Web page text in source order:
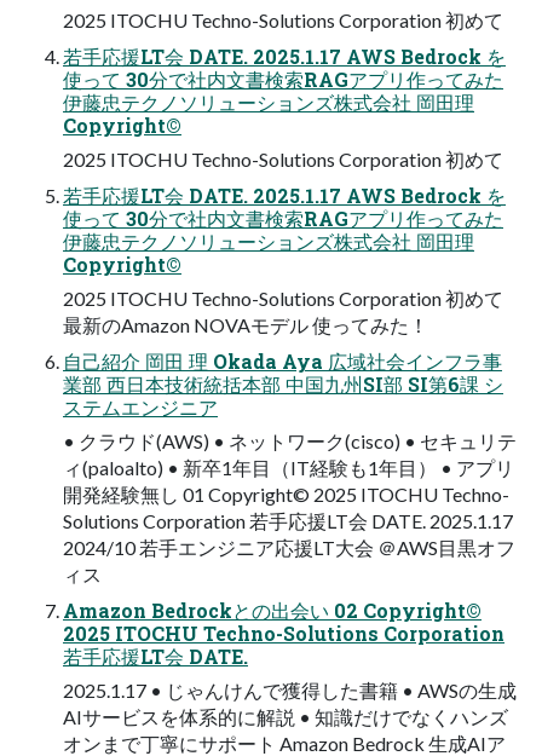
2025 ITOCHU Techno-Solutions Corporation 初めて
若手応援LT会 DATE. 2025.1.17 AWS Bedrock を
使って 30分で社内文書検索RAGアプリ作ってみた
伊藤忠テクノソリューションズ株式会社 岡田理
Copyright©
2025 ITOCHU Techno-Solutions Corporation 初めて
若手応援LT会 DATE. 2025.1.17 AWS Bedrock を
使って 30分で社内文書検索RAGアプリ作ってみた
伊藤忠テクノソリューションズ株式会社 岡田理
Copyright©
2025 ITOCHU Techno-Solutions Corporation 初めて
最新のAmazon NOVAモデル 使ってみた！
自己紹介 岡田 理 Okada Aya 広域社会インフラ事
業部 西日本技術統括本部 中国九州SI部 SI第6課 シ
ステムエンジニア
• クラウド(AWS) • ネットワーク(cisco) • セキュリテ
ィ(paloalto) • 新卒1年目（IT経験も1年目） • アプリ
開発経験無し 01 Copyright© 2025 ITOCHU Techno-
Solutions Corporation 若手応援LT会 DATE. 2025.1.17
2024/10 若手エンジニア応援LT大会 ＠AWS目黒オフ
ィス
Amazon Bedrockとの出会い 02 Copyright©
2025 ITOCHU Techno-Solutions Corporation
若手応援LT会 DATE.
2025.1.17 • じゃんけんで獲得した書籍 • AWSの生成
AIサービスを体系的に解説 • 知識だけでなくハンズ
オンまで丁寧にサポート Amazon Bedrock 生成AIア